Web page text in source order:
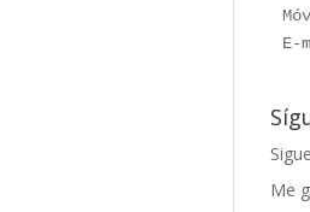
E-
Me